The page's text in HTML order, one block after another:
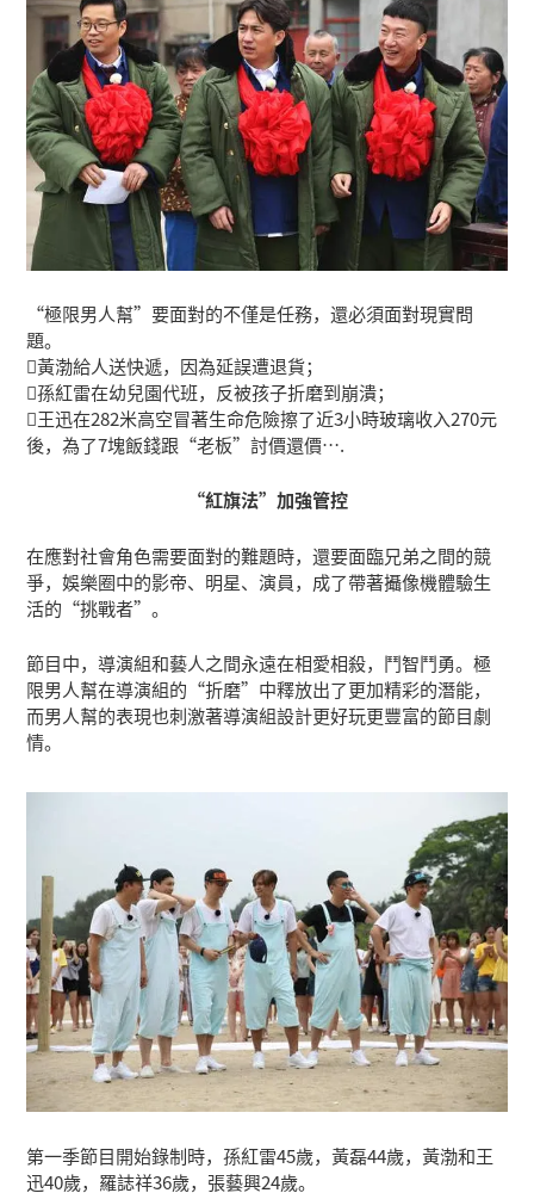
“極限男人幫”要面對的不僅是任務，還必須面對現實問
題。
黃渤給人送快遞，因為延誤遭退貨；
孫紅雷在幼兒園代班，反被孩子折磨到崩潰；
王迅在282米高空冒著生命危險擦了近3小時玻璃收入270元
後，為了7塊飯錢跟“老板”討價還價….
“紅旗法”加強管控
在應對社會角色需要面對的難題時，還要面臨兄弟之間的競
爭，娛樂圈中的影帝、明星、演員，成了帶著攝像機體驗生
活的“挑戰者”。
節目中，導演組和藝人之間永遠在相愛相殺，鬥智鬥勇。極
限男人幫在導演組的“折磨”中釋放出了更加精彩的潛能，
而男人幫的表現也刺激著導演組設計更好玩更豐富的節目劇
情。
第一季節目開始錄制時，孫紅雷45歲，黃磊44歲，黃渤和王
迅40歲，羅誌祥36歲，張藝興24歲。